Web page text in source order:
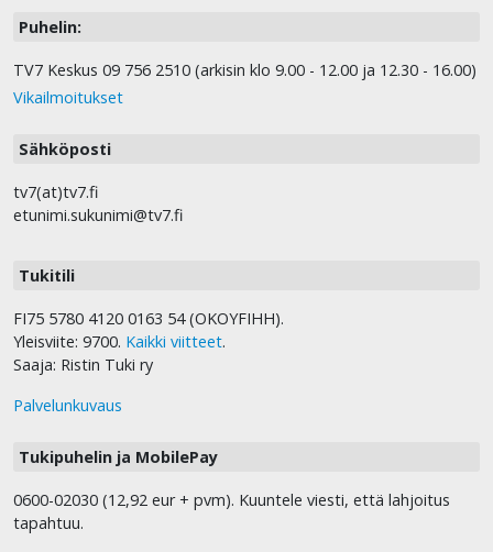
Puhelin:
TV7 Keskus 09 756 2510 (arkisin klo 9.00 - 12.00 ja 12.30 - 16.00)
Vikailmoitukset
Sähköposti
tv7(at)tv7.fi
etunimi.sukunimi@tv7.fi
Tukitili
FI75 5780 4120 0163 54 (OKOYFIHH).
Yleisviite: 9700. Kaikki viitteet.
Saaja: Ristin Tuki ry
Palvelunkuvaus
Tukipuhelin ja MobilePay
0600-02030 (12,92 eur + pvm). Kuuntele viesti, että lahjoitus
tapahtuu.